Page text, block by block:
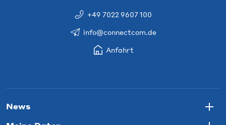
+49 7022 9607 100
info@connectcom.de
Anfahrt
News